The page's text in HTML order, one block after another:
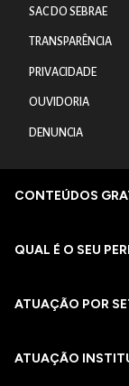
SAC DO SEBRAE
TRANSPARÊNCIA
PRIVACIDADE
OUVIDORIA
DENUNCIA
CONTEÚDOS
QUAL É O SEU
ATUAÇÃO POR
ATUAÇÃO